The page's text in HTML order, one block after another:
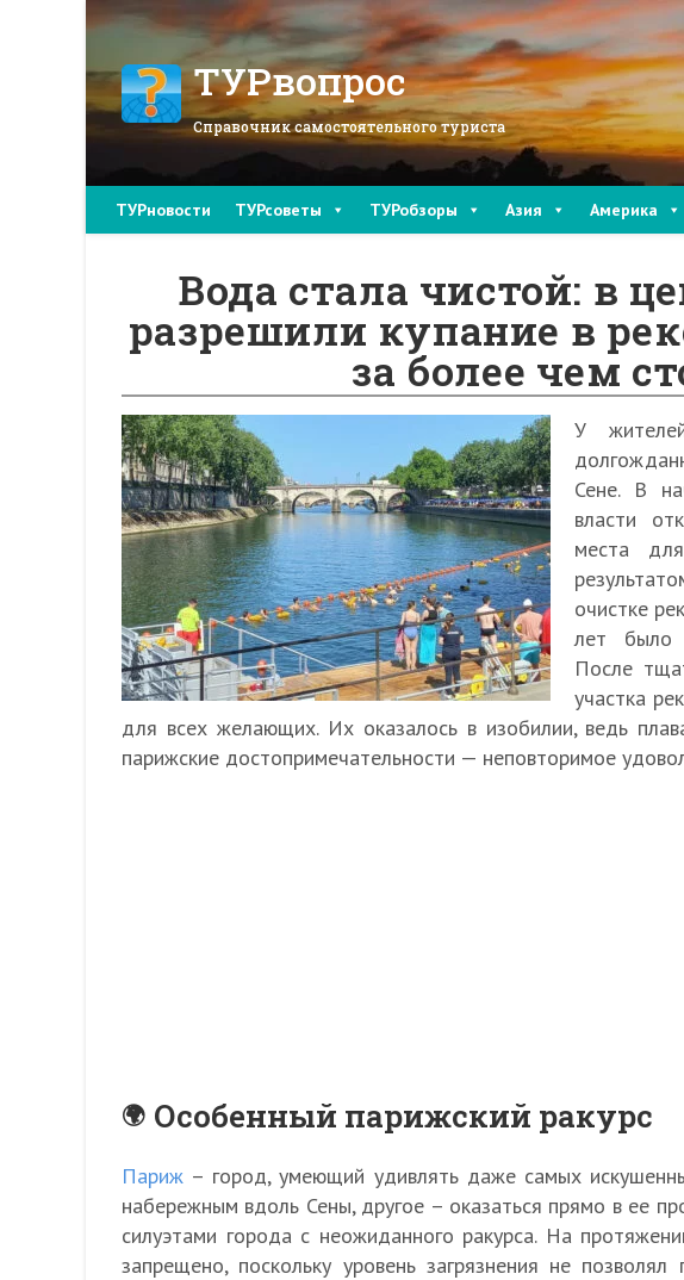
ТУРвопрос
Справочник самостоятельного туриста
ТУРновости ТУРсоветы ТУРобзоры Азия Америка
Вода стала чистой: в
разрешили купание в
за более чем
У
Сене. В
власти
места
очистке
лет было
После
участка
для всех желающих. Их оказалось в изобилии, ведь
парижские достопримечательности — неповторимое
Особенный парижский ракурс
Париж – город, умеющий удивлять даже самых
набережным вдоль Сены, другое – оказаться прямо в ее
силуэтами города с неожиданного ракурса. На
запрещено, поскольку уровень загрязнения не